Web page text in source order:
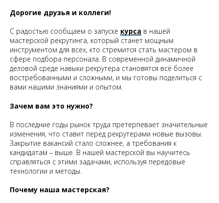
Дорогие друзья и коллеги!
С радостью сообщаем о запуске курса в нашей
мастерской рекрутинга, который станет мощным
инструментом для всех, кто стремится стать мастером в
сфере подбора персонала. В современной динамичной
деловой среде навыки рекрутера становятся всё более
востребованными и сложными, и мы готовы поделиться с
вами нашими знаниями и опытом.
Зачем вам это нужно?
В последние годы рынок труда претерпевает значительные
изменения, что ставит перед рекрутерами новые вызовы.
Закрытие вакансий стало сложнее, а требования к
кандидатам – выше. В нашей мастерской вы научитесь
справляться с этими задачами, используя передовые
технологии и методы.
Почему наша мастерская?